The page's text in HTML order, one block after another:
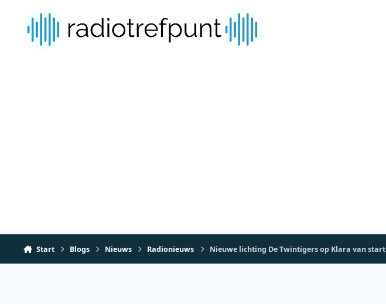
Start Blogs Nieuws Radionieuws Nieuwe lichting De Twintigers op Klara van start